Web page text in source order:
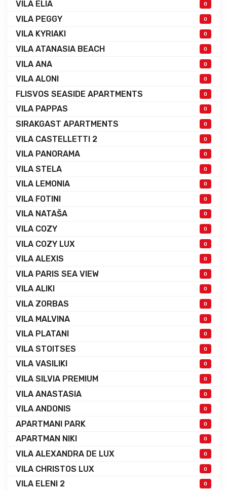
VILA ELIA 0
VILA PEGGY 0
VILA KYRIAKI 0
VILA ATANASIA BEACH 0
VILA ANA 0
VILA ALONI 0
FLISVOS SEASIDE APARTMENTS 0
VILA PAPPAS 0
SIRAKGAST APARTMENTS 0
VILA CASTELLETTI 2 0
VILA PANORAMA 0
VILA STELA 0
VILA LEMONIA 0
VILA FOTINI 0
VILA NATAŠA 0
VILA COZY 0
VILA COZY LUX 0
VILA ALEXIS 0
VILA PARIS SEA VIEW 0
VILA ALIKI 0
VILA ZORBAS 0
VILA MALVINA 0
VILA PLATANI 0
VILA STOITSES 0
VILA VASILIKI 0
VILA SILVIA PREMIUM 0
VILA ANASTASIA 0
VILA ANDONIS 0
APARTMANI PARK 0
APARTMAN NIKI 0
VILA ALEXANDRA DE LUX 0
VILA CHRISTOS LUX 0
VILA ELENI 2 0